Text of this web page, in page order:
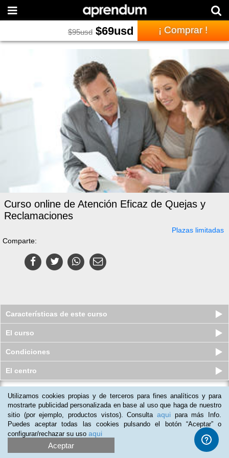
$95usd $69usd ¡ Comprar !
Curso online de Atención Eficaz de Quejas y
Reclamaciones
Plazas limitadas
Comparte:
Características de este curso
El curso
Condiciones
El centro
Curso online de Implantación de la
Protección de Datos según e...
Plazas limitadas
$65usd $49usd
Utilizamos cookies propias y de terceros para fines analíticos y para
mostrarte publicidad personalizada en base al uso que haga de nuestro
sitio (por ejemplo, productos vistos). Consulta aqui para más Info.
Puedes aceptar todas las cookies pulsando el botón “Aceptar” o
configurar/rechazar su uso aqui
Aceptar